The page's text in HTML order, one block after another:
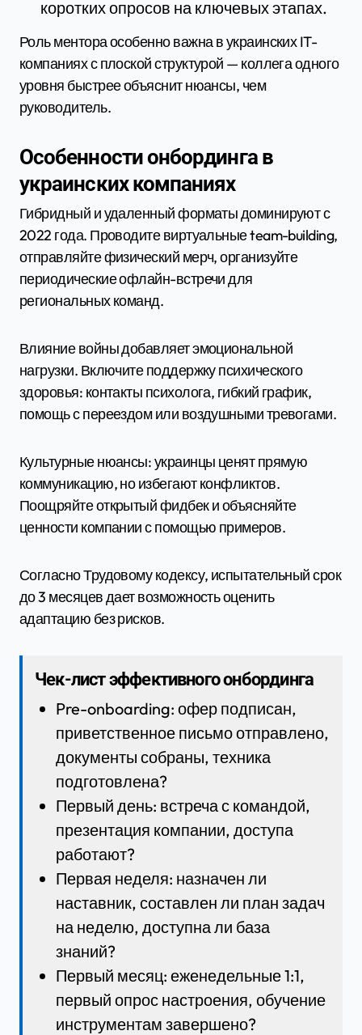
коротких опросов на ключевых этапах.
Роль ментора особенно важна в украинских IT-
компаниях с плоской структурой — коллега одного
уровня быстрее объяснит нюансы, чем
руководитель.
Особенности онбординга в
украинских компаниях
Гибридный и удаленный форматы доминируют с
2022 года. Проводите виртуальные team-building,
отправляйте физический мерч, организуйте
периодические офлайн-встречи для
региональных команд.
Влияние войны добавляет эмоциональной
нагрузки. Включите поддержку психического
здоровья: контакты психолога, гибкий график,
помощь с переездом или воздушными тревогами.
Культурные нюансы: украинцы ценят прямую
коммуникацию, но избегают конфликтов.
Поощряйте открытый фидбек и объясняйте
ценности компании с помощью примеров.
Согласно Трудовому кодексу, испытательный срок
до 3 месяцев дает возможность оценить
адаптацию без рисков.
Чек-лист эффективного онбординга
Pre-onboarding: офер подписан,
приветственное письмо отправлено,
документы собраны, техника
подготовлена?
Первый день: встреча с командой,
презентация компании, доступа
работают?
Первая неделя: назначен ли
наставник, составлен ли план задач
на неделю, доступна ли база
знаний?
Первый месяц: еженедельные 1:1,
первый опрос настроения, обучение
инструментам завершено?